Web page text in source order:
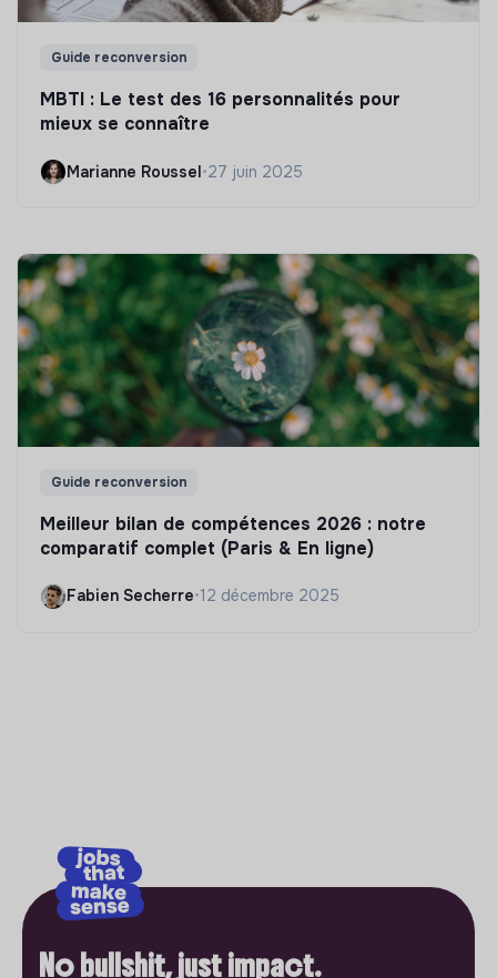
Guide reconversion
MBTI : Le test des 16 personnalités pour
mieux se connaître
Marianne Roussel•27 juin 2025
Guide reconversion
Meilleur bilan de compétences 2026 : notre
comparatif complet (Paris & En ligne)
Fabien Secherre•12 décembre 2025
No bullshit, just impact.